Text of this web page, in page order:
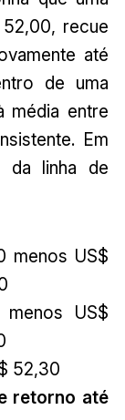
recue
até
de uma
média entre
Em
da linha de
menos US$
US$
52,30
retorno até